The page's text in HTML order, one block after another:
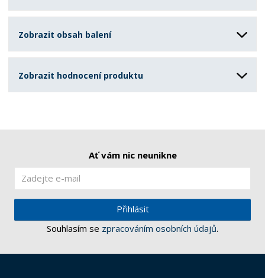
Zobrazit obsah balení
Zobrazit hodnocení produktu
Ať vám nic neunikne
Přihlásit
Souhlasím se zpracováním osobních údajů.